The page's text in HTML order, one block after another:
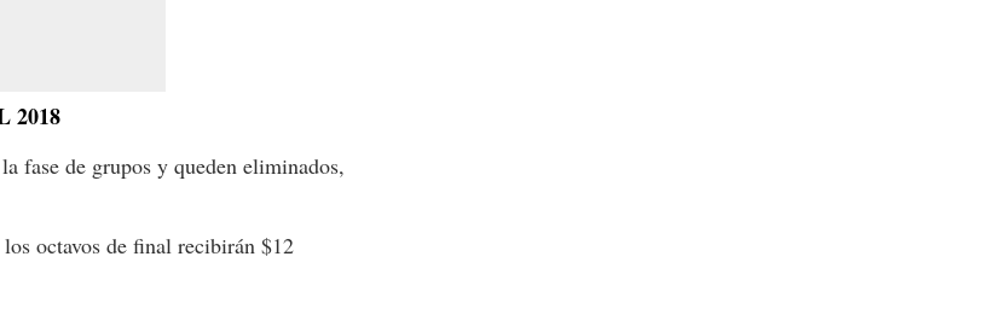
2018
fase de grupos y queden eliminados,
octavos de final recibirán $12